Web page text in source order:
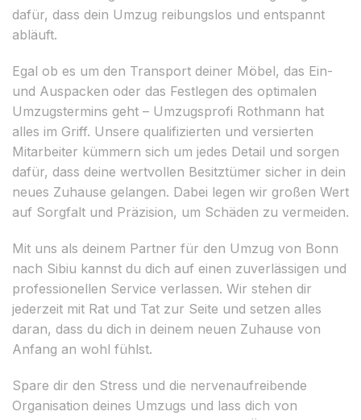
dafür, dass dein Umzug reibungslos und entspannt
abläuft.
Egal ob es um den Transport deiner Möbel, das Ein-
und Auspacken oder das Festlegen des optimalen
Umzugstermins geht – Umzugsprofi Rothmann hat
alles im Griff. Unsere qualifizierten und versierten
Mitarbeiter kümmern sich um jedes Detail und sorgen
dafür, dass deine wertvollen Besitztümer sicher in dein
neues Zuhause gelangen. Dabei legen wir großen Wert
auf Sorgfalt und Präzision, um Schäden zu vermeiden.
Mit uns als deinem Partner für den Umzug von Bonn
nach Sibiu kannst du dich auf einen zuverlässigen und
professionellen Service verlassen. Wir stehen dir
jederzeit mit Rat und Tat zur Seite und setzen alles
daran, dass du dich in deinem neuen Zuhause von
Anfang an wohl fühlst.
Spare dir den Stress und die nervenaufreibende
Organisation deines Umzugs und lass dich von